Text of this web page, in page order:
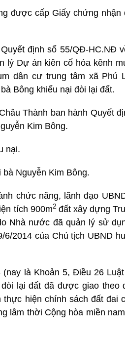
được cấp Giấy chứng nhận
định số 55/QĐ-HC.NĐ
lý Dự án kiên cố hóa kênh
dân cư trung tâm xã Phú
Bông khiếu nại đòi lại đất.
Thành ban hành Quyết
Kim Bông.
nại.
Nguyễn Kim Bông.
chức năng, lãnh đạo
tích 900m2 đất xây dựng
Nhà nước đã quản lý sử
2014 của Chủ tịch UBND
là Khoản 5, Điều 26
lại đất đã được giao theo
hiện chính sách đất đai
lâm thời Cộng hòa miền